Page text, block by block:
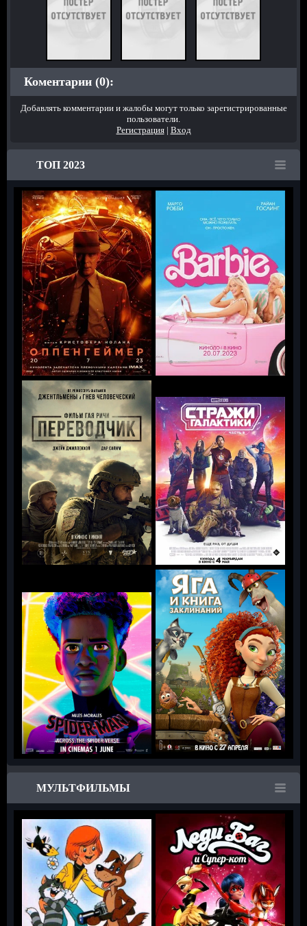
Коментарии (0):
Добавлять комментарии и жалобы могут только зарегистрированные
пользователи.
Регистрация| Вход
ТОП 2023
МУЛЬТФИЛЬМЫ